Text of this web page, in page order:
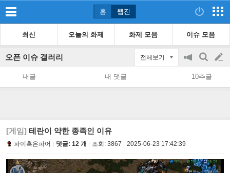
홈 웹진
최신 오늘의 화제 화제 모음 이슈 모음
오픈 이슈 갤러리 전체보기
공
지
on/off
검
색
글
쓰
내글 내 댓글 10추글
[게임] 테란이 약한 종족인 이유
파이혹은파어 댓글: 12 개 조회: 3867 2025-06-23 17:42:39